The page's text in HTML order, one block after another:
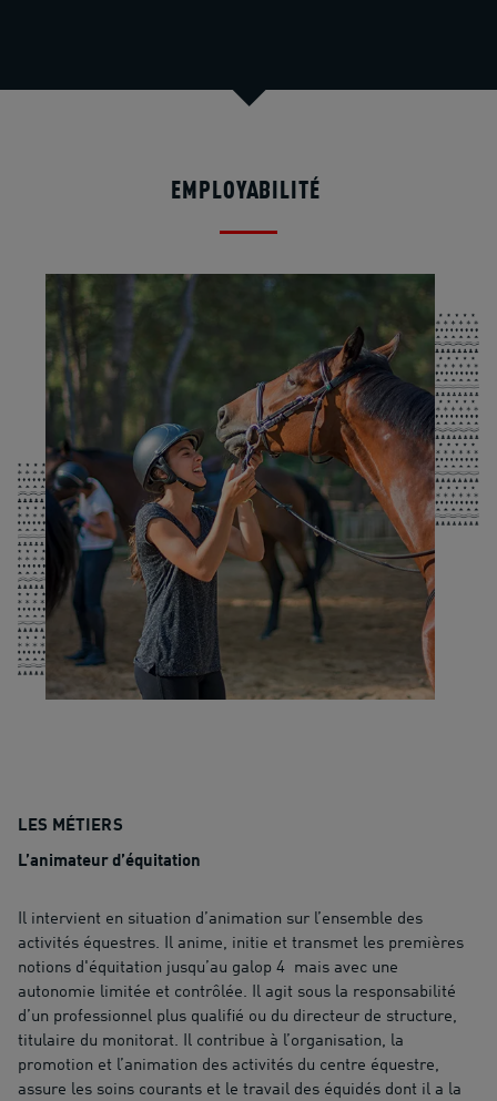
EMPLOYABILITÉ
LES MÉTIERS
L’animateur d’équitation
Il intervient en situation d’animation sur l’ensemble des
activités équestres. Il anime, initie et transmet les premières
notions d'équitation jusqu’au galop 4 mais avec une
autonomie limitée et contrôlée. Il agit sous la responsabilité
d’un professionnel plus qualifié ou du directeur de structure,
titulaire du monitorat. Il contribue à l’organisation, la
promotion et l’animation des activités du centre équestre,
assure les soins courants et le travail des équidés dont il a la